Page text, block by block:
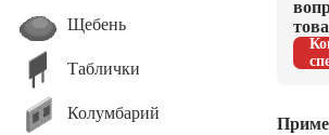
Щебень
Таблички
Колумбарий